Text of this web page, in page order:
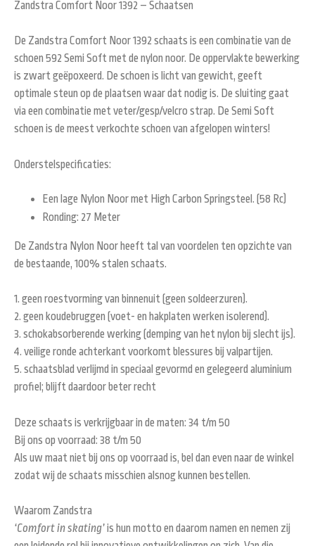
Zandstra Comfort Noor 1392 – Schaatsen
De Zandstra Comfort Noor 1392 schaats is een combinatie van de
schoen 592 Semi Soft met de nylon noor. De oppervlakte bewerking
is zwart geëpoxeerd. De schoen is licht van gewicht, geeft
optimale steun op de plaatsen waar dat nodig is. De sluiting gaat
via een combinatie met veter/gesp/velcro strap. De Semi Soft
schoen is de meest verkochte schoen van afgelopen winters!
Onderstelspecificaties:
Een lage Nylon Noor met High Carbon Springsteel. (58 Rc)
Ronding: 27 Meter
De Zandstra Nylon Noor heeft tal van voordelen ten opzichte van
de bestaande, 100% stalen schaats.
1. geen roestvorming van binnenuit (geen soldeerzuren).
2. geen koudebruggen (voet- en hakplaten werken isolerend).
3. schokabsorberende werking (demping van het nylon bij slecht ijs).
4. veilige ronde achterkant voorkomt blessures bij valpartijen.
5. schaatsblad verlijmd in speciaal gevormd en gelegeerd aluminium
profiel; blijft daardoor beter recht
Deze schaats is verkrijgbaar in de maten: 34 t/m 50
Bij ons op voorraad: 38 t/m 50
Als uw maat niet bij ons op voorraad is, bel dan even naar de winkel
zodat wij de schaats misschien alsnog kunnen bestellen.
Waarom Zandstra
‘Comfort in skating’is hun motto en daarom namen en nemen zij